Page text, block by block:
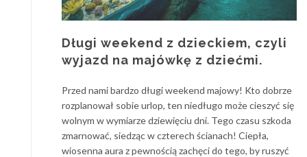
Długi weekend z dzieckiem, czyli
wyjazd na majówkę z dziećmi.
Przed nami bardzo długi weekend majowy! Kto dobrze
rozplanował sobie urlop, ten niedługo może cieszyć się
wolnym w wymiarze dziewięciu dni. Tego czasu szkoda
zmarnować, siedząc w czterech ścianach! Ciepła,
wiosenna aura z pewnością zachęci do tego, by ruszyć